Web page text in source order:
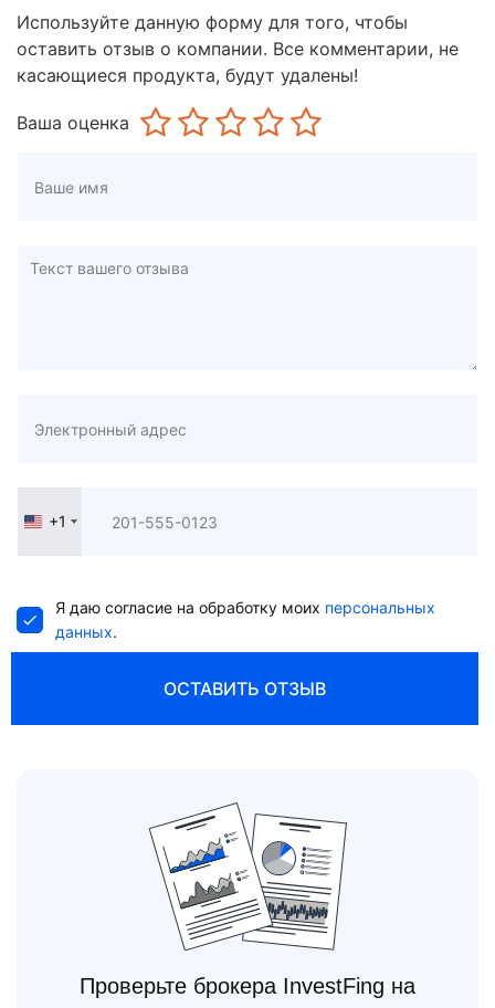
Используйте данную форму для того, чтобы
оставить отзыв о компании. Все комментарии, не
касающиеся продукта, будут удалены!
Ваша оценка
United
+1
Я даю согласие на обработку моих персональных
данных.
ОСТАВИТЬ ОТЗЫВ
Проверьте брокера InvestFing на